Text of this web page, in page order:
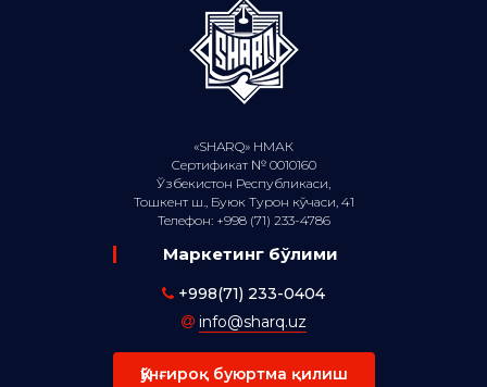
«SHARQ» НМАК
Сертификат № 0010160
Ўзбекистон Республикаси,
Тошкент ш., Буюк Турон кўчаси, 41
Телефон: +998 (71) 233-4786
Маркетинг бўлими
+998(71) 233-0404
info@sharq.uz
Қўнғироқ буюртма қилиш